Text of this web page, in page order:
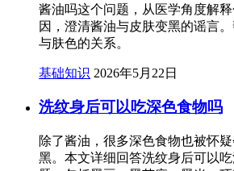
酱油吗这个问题，从医学角度解
因，澄清酱油与皮肤变黑的谣言
与肤色的关系。
基础知识 2026年5月22日
洗纹身后可以吃深色食物吗
除了酱油，很多深色食物也被怀
黑。本文详细回答洗纹身后可以